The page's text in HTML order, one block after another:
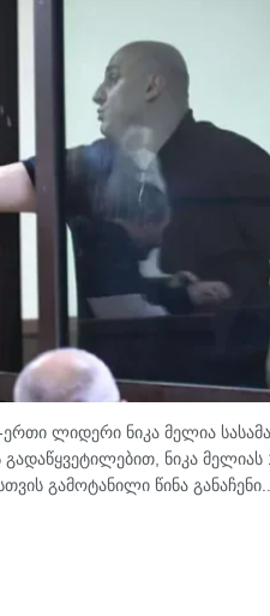
ლიდერი ნიკა მელია
ნიკა
გამოტანილი წინა განაჩენი...